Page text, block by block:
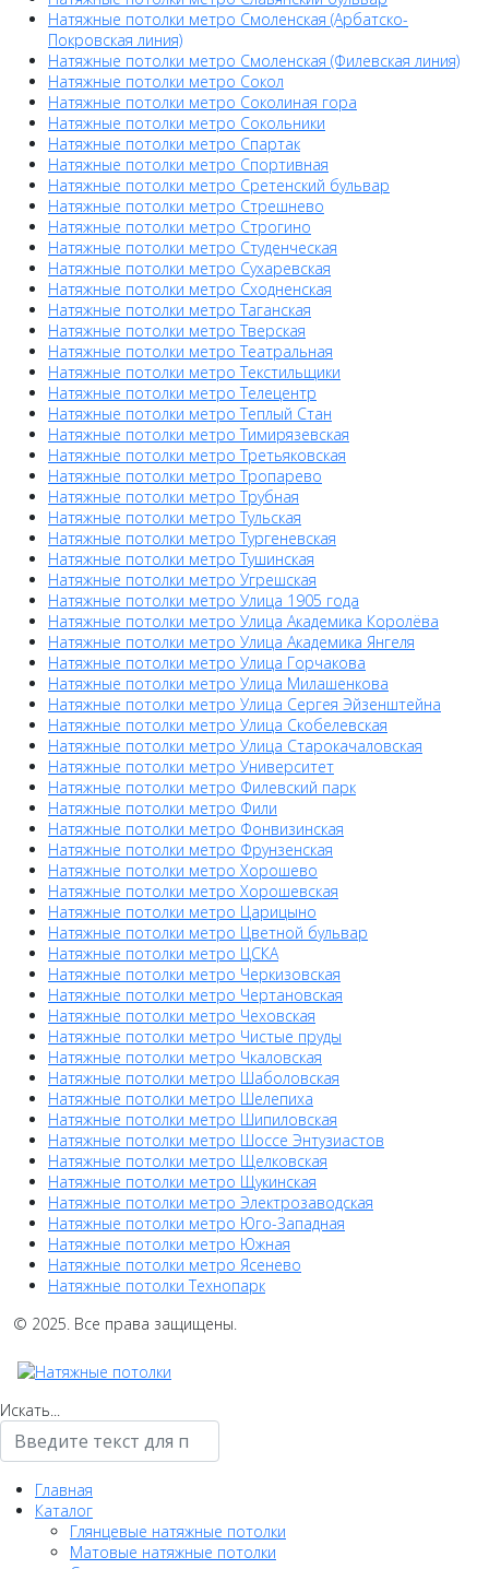
Натяжные потолки метро Смоленская (Арбатско-
Покровская линия)
Натяжные потолки метро Смоленская (Филевская линия)
Натяжные потолки метро Сокол
Натяжные потолки метро Соколиная гора
Натяжные потолки метро Сокольники
Натяжные потолки метро Спартак
Натяжные потолки метро Спортивная
Натяжные потолки метро Сретенский бульвар
Натяжные потолки метро Стрешнево
Натяжные потолки метро Строгино
Натяжные потолки метро Студенческая
Натяжные потолки метро Сухаревская
Натяжные потолки метро Сходненская
Натяжные потолки метро Таганская
Натяжные потолки метро Тверская
Натяжные потолки метро Театральная
Натяжные потолки метро Текстильщики
Натяжные потолки метро Телецентр
Натяжные потолки метро Теплый Стан
Натяжные потолки метро Тимирязевская
Натяжные потолки метро Третьяковская
Натяжные потолки метро Тропарево
Натяжные потолки метро Трубная
Натяжные потолки метро Тульская
Натяжные потолки метро Тургеневская
Натяжные потолки метро Тушинская
Натяжные потолки метро Угрешская
Натяжные потолки метро Улица 1905 года
Натяжные потолки метро Улица Академика Королёва
Натяжные потолки метро Улица Академика Янгеля
Натяжные потолки метро Улица Горчакова
Натяжные потолки метро Улица Милашенкова
Натяжные потолки метро Улица Сергея Эйзенштейна
Натяжные потолки метро Улица Скобелевская
Натяжные потолки метро Улица Старокачаловская
Натяжные потолки метро Университет
Натяжные потолки метро Филевский парк
Натяжные потолки метро Фили
Натяжные потолки метро Фонвизинская
Натяжные потолки метро Фрунзенская
Натяжные потолки метро Хорошево
Натяжные потолки метро Хорошевская
Натяжные потолки метро Царицыно
Натяжные потолки метро Цветной бульвар
Натяжные потолки метро ЦСКА
Натяжные потолки метро Черкизовская
Натяжные потолки метро Чертановская
Натяжные потолки метро Чеховская
Натяжные потолки метро Чистые пруды
Натяжные потолки метро Чкаловская
Натяжные потолки метро Шаболовская
Натяжные потолки метро Шелепиха
Натяжные потолки метро Шипиловская
Натяжные потолки метро Шоссе Энтузиастов
Натяжные потолки метро Щелковская
Натяжные потолки метро Щукинская
Натяжные потолки метро Электрозаводская
Натяжные потолки метро Юго-Западная
Натяжные потолки метро Южная
Натяжные потолки метро Ясенево
Натяжные потолки Технопарк
© 2025. Все права защищены.
Искать...
Главная
Каталог
Глянцевые натяжные потолки
Матовые натяжные потолки